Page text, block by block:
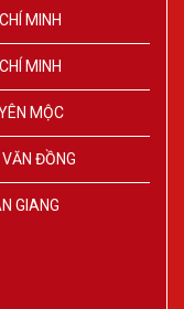
MINH
MINH
MỘC
ĐỒNG
GIANG